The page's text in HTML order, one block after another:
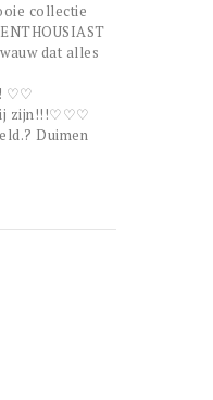
collectie
dat alles
♡♡
zijn!!!♡♡♡
Duimen